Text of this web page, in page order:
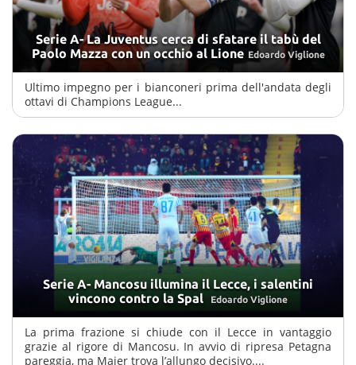
Serie A- La Juventus cerca di sfatare il tabù del
Paolo Mazza con un occhio al Lione Edoardo Viglione
Ultimo impegno per i bianconeri prima dell'andata degli
ottavi di Champions League...
Serie A- Mancosu illumina il Lecce, i salentini
vincono contro la Spal
Edoardo Viglione
La prima frazione si chiude con il Lecce in vantaggio
grazie al rigore di Mancosu. In avvio di ripresa Petagna
pareggia, ma Majer trova l’allungo decisivo....